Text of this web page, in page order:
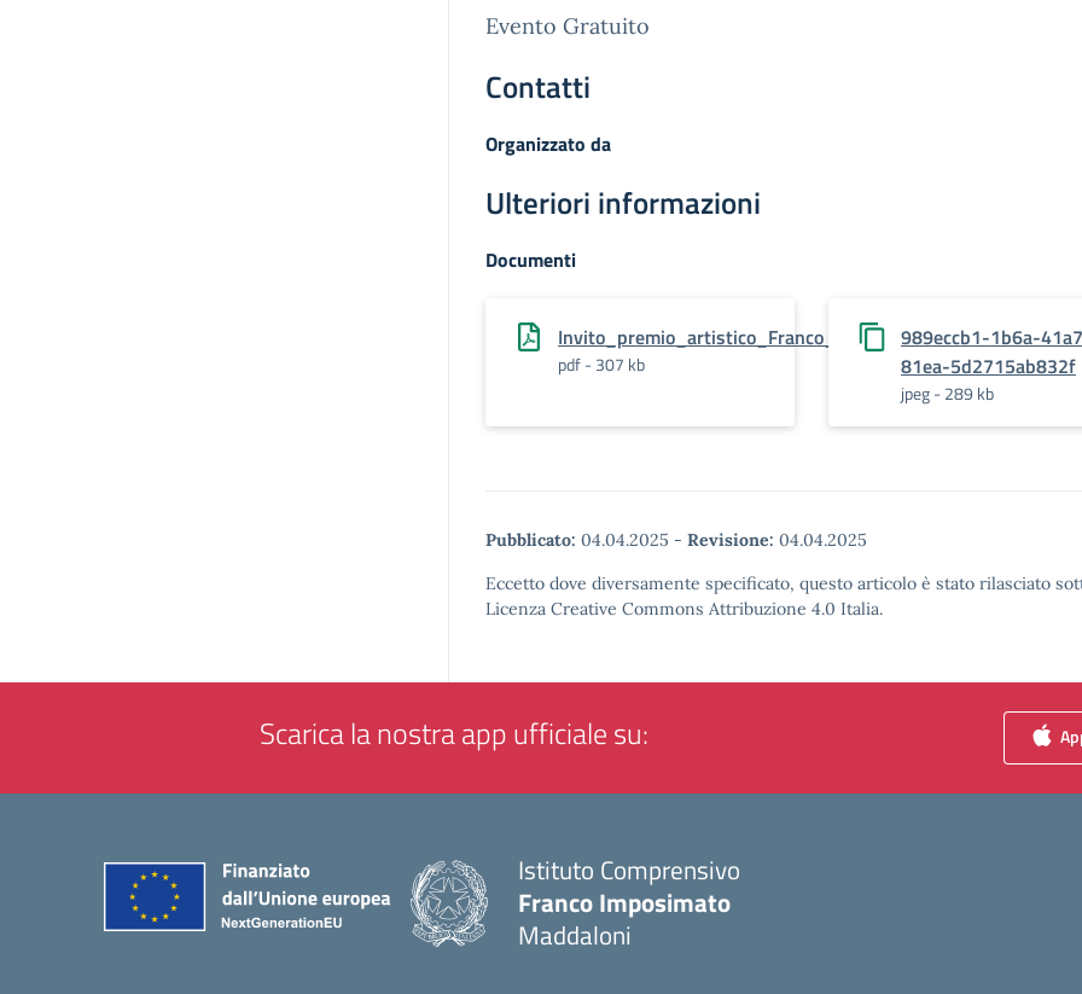
Evento Gratuito
Contatti
Organizzato da
Ulteriori informazioni
Documenti
Invito_premio_artistico_Franco_Imposimato.pdf.pades
pdf - 307 kb
989eccb1-1b6a-
81ea-5d2715ab832f
jpeg - 289 kb
Pubblicato: 04.04.2025 - Revisione: 04.04.2025
Eccetto dove diversamente specificato, questo articolo è stato rilasciato
Licenza Creative Commons Attribuzione 4.0 Italia.
Scarica la nostra app ufficiale su:
Istituto Comprensivo
Franco Imposimato
Maddaloni